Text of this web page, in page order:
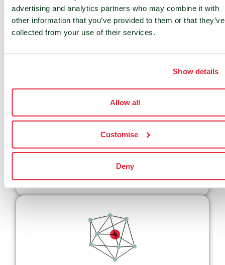
advertising and analytics partners who may combine it with
other information that you’ve provided to them or that they’ve
collected from your use of their services.
Show details
Allow all
Customise
Deny
utilisant de plus en plus l’énergie issue de la
production renouvelable de nos sites.